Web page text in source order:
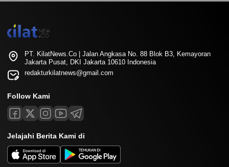
PT. KilatNews.Co | Jalan Angkasa No. 88 Blok B3, Kemayoran
Jakarta Pusat, DKI Jakarta 10610 Indonesia
redakturkilatnews@gmail.com
Follow Kami
Jelajahi Berita Kami di